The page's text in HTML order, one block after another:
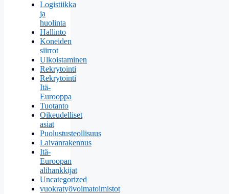
Logistiikka
ja
huolinta
Hallinto
Koneiden
siirrot
Ulkoistaminen
Rekrytointi
Rekrytointi
Itä-
Eurooppa
Tuotanto
Oikeudelliset
asiat
Puolustusteollisuus
Laivanrakennus
Itä-
Euroopan
alihankkijat
Uncategorized
vuokratyövoimatoimistot